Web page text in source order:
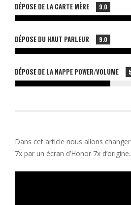
DÉPOSE DE LA CARTE MÈRE 9.0
DÉPOSE DU HAUT PARLEUR 9.0
DÉPOSE DE LA NAPPE POWER/VOLUME
Dans cet article nous allons
7x par un écran d’Honor 7x d’origine.